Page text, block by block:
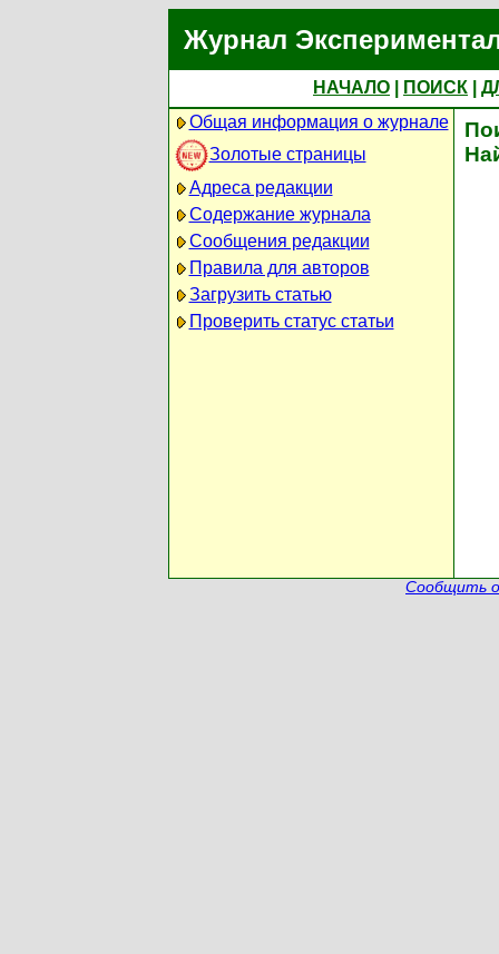
Журнал
НАЧАЛО ПОИСК
Общая информация о журнале
Золотые страницы
Адреса редакции
Содержание журнала
Сообщения редакции
Правила для авторов
Загрузить статью
Проверить статус статьи
Сообщить о